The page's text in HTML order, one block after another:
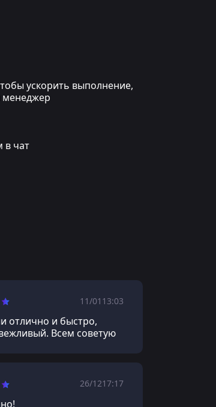
ускорить выполнение,
менеджер
в чат
11/01 13:03
отлично и быстро,
Всем советую
26/1217:17